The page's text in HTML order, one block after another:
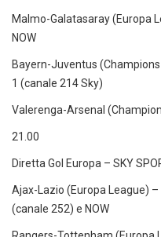
Malmo-Galatasaray (Europa
NOW
Bayern-Juventus
1 (canale 214 Sky)
Valerenga-Arsenal
21.00
Diretta Gol Europa – SKY
Ajax-Lazio (Europa League) –
(canale 252) e NOW